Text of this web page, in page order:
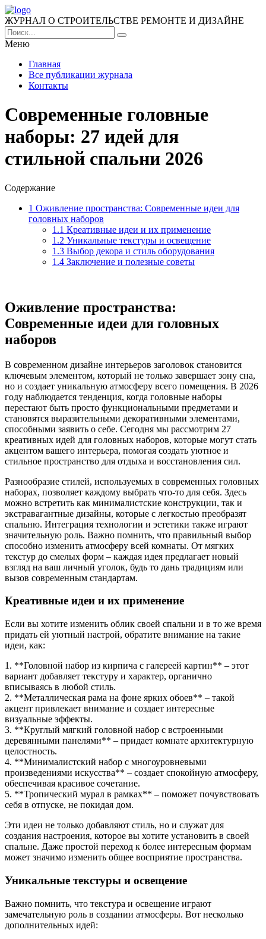
ЖУРНАЛ О СТРОИТЕЛЬСТВЕ РЕМОНТЕ И ДИЗАЙНЕ
Меню
Главная
Все публикации журнала
Контакты
Современные головные
наборы: 27 идей для
стильной спальни 2026
Содержание
1 Оживление пространства: Современные идеи для
головных наборов
1.1 Креативные идеи и их применение
1.2 Уникальные текстуры и освещение
1.3 Выбор декора и стиль оборудования
1.4 Заключение и полезные советы
Оживление пространства:
Современные идеи для головных
наборов
В современном дизайне интерьеров заголовок становится
ключевым элементом, который не только завершает зону сна,
но и создает уникальную атмосферу всего помещения. В 2026
году наблюдается тенденция, когда головные наборы
перестают быть просто функциональными предметами и
становятся выразительными декоративными элементами,
способными заявить о себе. Сегодня мы рассмотрим 27
креативных идей для головных наборов, которые могут стать
акцентом вашего интерьера, помогая создать уютное и
стильное пространство для отдыха и восстановления сил.
Разнообразие стилей, используемых в современных головных
наборах, позволяет каждому выбрать что-то для себя. Здесь
можно встретить как минималистские конструкции, так и
экстравагантные дизайны, которые с легкостью преобразят
спальню. Интеграция технологии и эстетики также играют
значительную роль. Важно помнить, что правильный выбор
способно изменить атмосферу всей комнаты. От мягких
текстур до смелых форм – каждая идея предлагает новый
взгляд на ваш личный уголок, будь то дань традициям или
вызов современным стандартам.
Креативные идеи и их применение
Если вы хотите изменить облик своей спальни и в то же время
придать ей уютный настрой, обратите внимание на такие
идеи, как:
1. **Головной набор из кирпича с галереей картин** – этот
вариант добавляет текстуру и характер, органично
вписываясь в любой стиль.
2. **Металлическая рама на фоне ярких обоев** – такой
акцент привлекает внимание и создает интересные
визуальные эффекты.
3. **Круглый мягкий головной набор с встроенными
деревянными панелями** – придает комнате архитектурную
целостность.
4. **Минималистский набор с многоуровневыми
произведениями искусства** – создает спокойную атмосферу,
обеспечивая красивое сочетание.
5. **Тропический мурал в рамках** – поможет почувствовать
себя в отпуске, не покидая дом.
Эти идеи не только добавляют стиль, но и служат для
создания настроения, которое вы хотите установить в своей
спальне. Даже простой переход к более интересным формам
может значимо изменить общее восприятие пространства.
Уникальные текстуры и освещение
Важно помнить, что текстура и освещение играют
замечательную роль в создании атмосферы. Вот несколько
дополнительных идей: